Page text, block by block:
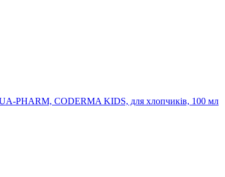
UA-PHARM, CODERMA KIDS, для хлопчиків, 100 мл